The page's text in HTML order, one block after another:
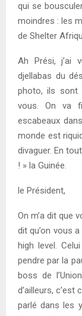
qui se
moindres : les
de Shelter
Ah Prési, j’ai
djellabas du
photo, ils sont
vous. On va
escabeaux
monde est
divaguer. En
! » la Guinée.
le Président,
On m’a dit que
dit qu’on vous
high level.
pendre par la
boss de
d’ailleurs, c’est
parlé dans les